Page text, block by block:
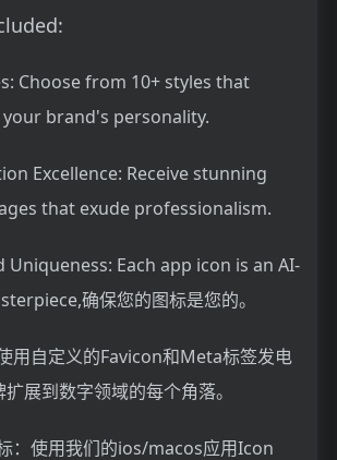
Choose from 10+ styles that
brand's personality.
Excellence: Receive stunning
that exude professionalism.
Uniqueness: Each app icon is an AI-
确保您的图标是您的。
用自定义的Favicon和Meta标签发电
展到数字领域的每个角落。
：使用我们的ios/macos应用Icon